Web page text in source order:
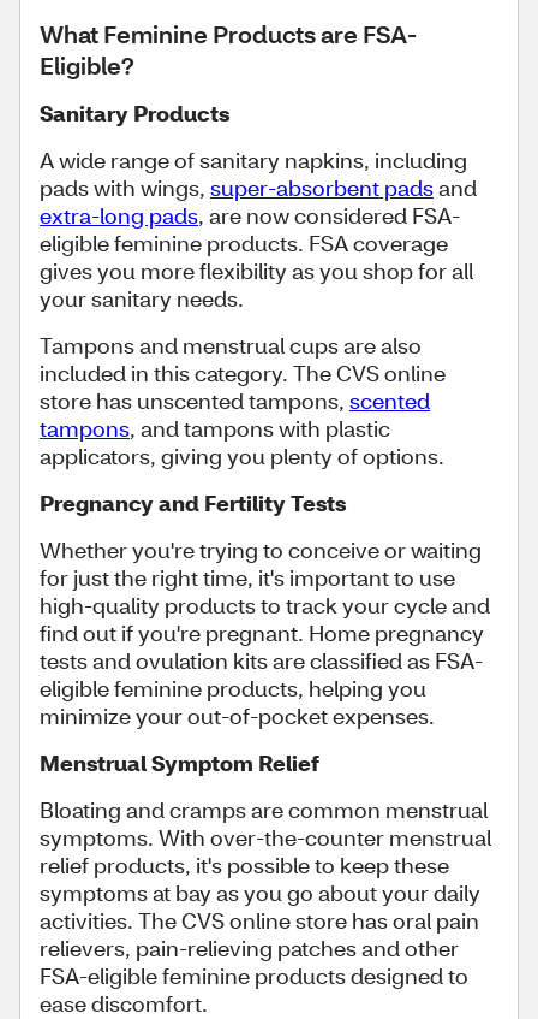
What Feminine Products are FSA-
Eligible?
Sanitary Products
A wide range of sanitary napkins, including
pads with wings, super-absorbent padsand
extra-long pads, are now considered FSA-
eligible feminine products. FSA coverage
gives you more flexibility as you shop for all
your sanitary needs.
Tampons and menstrual cups are also
included in this category. The CVS online
store has unscented tampons, scented
tampons, and tampons with plastic
applicators, giving you plenty of options.
Pregnancy and Fertility Tests
Whether you're trying to conceive or waiting
for just the right time, it's important to use
high-quality products to track your cycle and
find out if you're pregnant. Home pregnancy
tests and ovulation kits are classified as FSA-
eligible feminine products, helping you
minimize your out-of-pocket expenses.
Menstrual Symptom Relief
Bloating and cramps are common menstrual
symptoms. With over-the-counter menstrual
relief products, it's possible to keep these
symptoms at bay as you go about your daily
activities. The CVS online store has oral pain
relievers, pain-relieving patches and other
FSA-eligible feminine products designed to
ease discomfort.